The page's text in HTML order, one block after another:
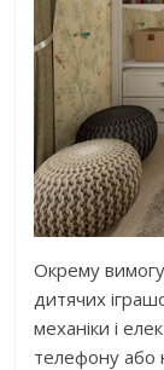
Окрему
дитячих
механіки і
телефону або